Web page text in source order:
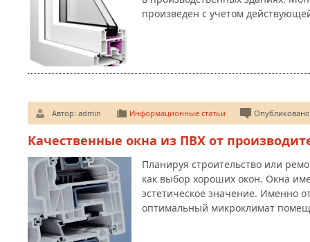
произведен с учетом
Автор: admin Информационные статьи
Качественные окна из ПВХ от
Планируя строительство или
как выбор хороших окон. Окна
эстетическое значение. Именно
оптимальный микроклимат